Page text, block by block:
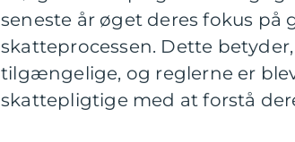
seneste år øget deres fokus
skatteprocessen. Dette
tilgængelige, og reglerne er
skattepligtige med at forstå